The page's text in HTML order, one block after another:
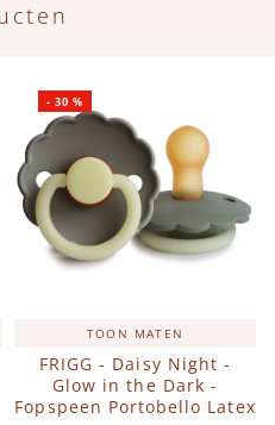
TOON MATEN
FRIGG - Daisy Night -
Glow in the Dark -
Fopspeen Portobello Latex
-30 %